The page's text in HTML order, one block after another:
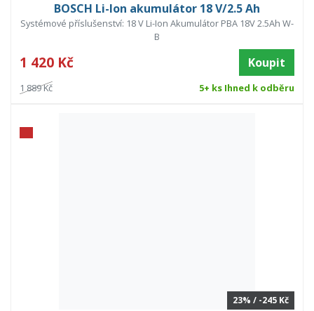
BOSCH Li-Ion akumulátor 18 V/2.5 Ah
Systémové příslušenství: 18 V Li-Ion Akumulátor PBA 18V 2.5Ah W-
B
1 420 Kč Koupit
1 889 Kč 5+ ks Ihned k odběru
23% / -245 Kč